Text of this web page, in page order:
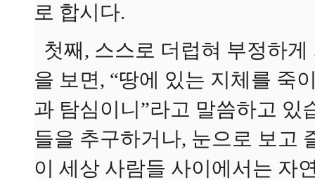
로 합시다.
첫째, 스스로 더럽혀 부정하
을 보면, “땅에 있는 지체를 죽
과 탐심이니”라고 말씀하고 있
들을 추구하거나, 눈으로 보고
이 세상 사람들 사이에서는 자